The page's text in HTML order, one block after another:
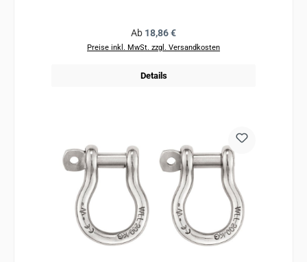
Regulärer Preis:
Ab 18,86 €
Preise inkl. MwSt. zzgl. Versandkosten
Details